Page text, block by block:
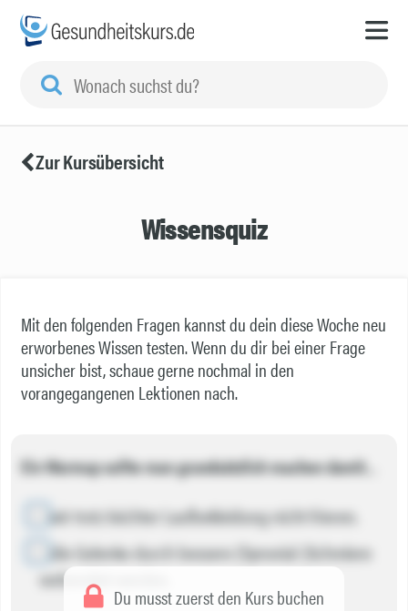
Zur Kursübersicht
Wissensquiz
Mit den folgenden Fragen kannst du dein diese Woche neu
erworbenes Wissen testen. Wenn du dir bei einer Frage
unsicher bist, schaue gerne nochmal in den
vorangegangenen Lektionen nach.
Du musst zuerst den Kurs buchen
Ein Warmup sollte man grundsätzlich machen damit…
…wir trotz leichter Laufbekleidung nicht frieren.
…die Gelenke durch bessere (Synovial-)Schmiere
vorbereitet werden.